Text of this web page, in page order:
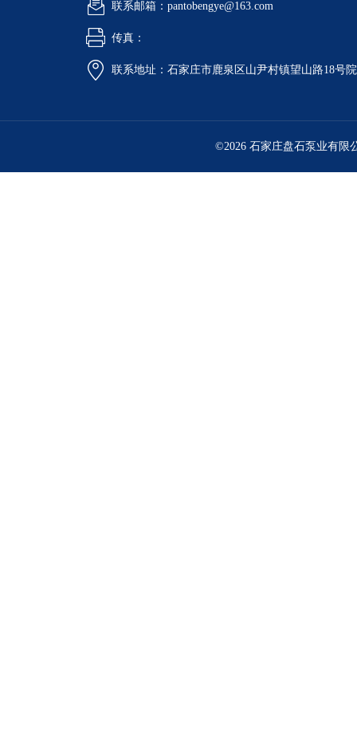
联系邮箱：pantobengye@163.com
传真：
联系地址：石家庄市鹿泉区山尹村镇望山路18号
©2026 石家庄盘石泵业有限